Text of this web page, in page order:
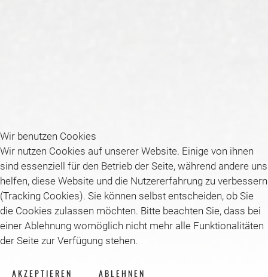
Wir benutzen Cookies
Wir nutzen Cookies auf unserer Website. Einige von ihnen
sind essenziell für den Betrieb der Seite, während andere uns
helfen, diese Website und die Nutzererfahrung zu verbessern
(Tracking Cookies). Sie können selbst entscheiden, ob Sie
die Cookies zulassen möchten. Bitte beachten Sie, dass bei
einer Ablehnung womöglich nicht mehr alle Funktionalitäten
der Seite zur Verfügung stehen.
AKZEPTIEREN ABLEHNEN